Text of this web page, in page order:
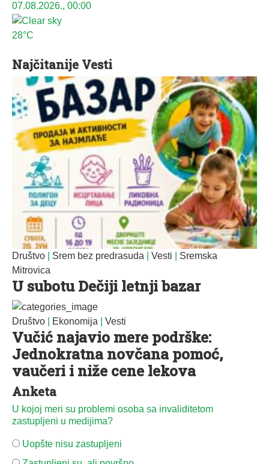
07.08.2026., 00:00
28°C
Najčitanije Vesti
Društvo Srem bez predrasuda Vesti
Sremska
Mitrovica
U subotu Dečiji letnji bazar
Društvo Ekonomija Vesti
Vučić najavio mere podrške:
Jednokratna novčana pomoć,
vaučeri i niže cene lekova
Anketa
U kojoj meri su problemi osoba sa invaliditetom
zastupljeni u medijima?
Uopšte nisu zastupljeni